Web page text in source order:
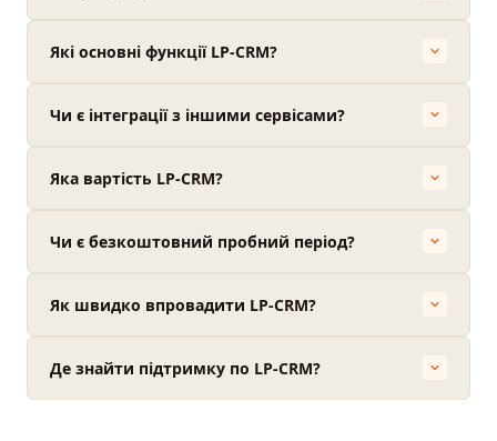
Які основні функції LP-CRM?
Чи є інтеграції з іншими сервісами?
Яка вартість LP-CRM?
Чи є безкоштовний пробний період?
Як швидко впровадити LP-CRM?
Де знайти підтримку по LP-CRM?